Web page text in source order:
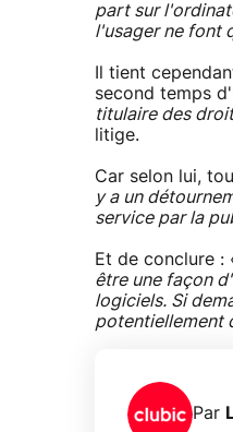
part sur
l'usager ne font
Il tient
second temps
titulaire des
litige.
Car selon lui,
y a un
service par la
Et de conclure :
être une façon
logiciels. Si
potentiellement
Par